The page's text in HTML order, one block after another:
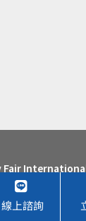
線上諮詢